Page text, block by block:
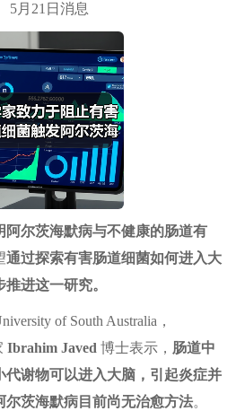
5月21日消息
阿尔茨海默病与不健康的肠道有
通过探索有害肠道细菌如何进入大
进这一研究。
of South Australia，
Ibrahim Javed 博士表示， 肠道中
代谢物可以进入大脑，引起炎症并
尔茨海默病目前尚无治愈方法。